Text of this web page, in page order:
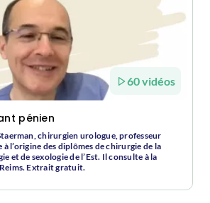
60 vidéos
pénien
chirurgien urologue, professeur
à l’origine des diplômes de chirurgie de la
et de sexologie de l’Est. Il consulte à la
Extrait gratuit.